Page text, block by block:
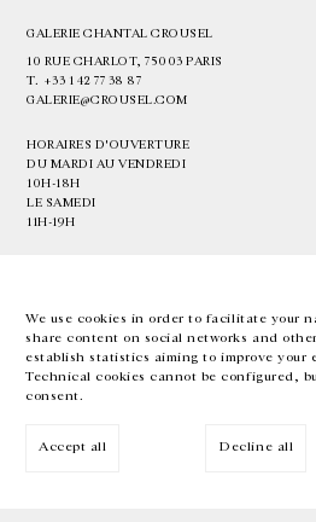
We use cookies in order to facilitate your
share content on social networks and
establish statistics aiming to improve your
Technical cookies cannot be configured,
consent.
Accept all Decline all
GALERIE CHANTAL CROUSEL
10 RUE CHARLOT, 75003 PARIS
T. +33 1 42 77 38 87
GALERIE@CROUSEL.COM
HORAIRES D'OUVERTURE
DU MARDI AU VENDREDI
10H-18H
LE SAMEDI
11H-19H
EN FR 中文 Facebook Instagram
Inscrivez-vous à notre newsletter